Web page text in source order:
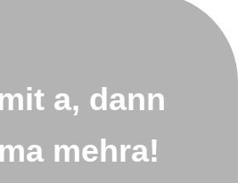
a, dann
mehra!